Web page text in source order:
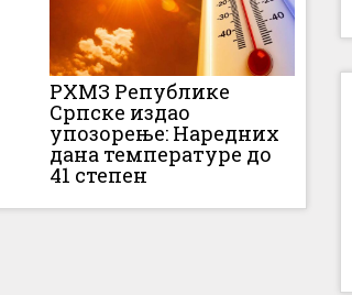
РХМЗ Републике
Српске издао
упозорење: Наредних
дана температуре до
41 степен